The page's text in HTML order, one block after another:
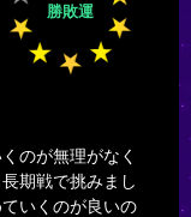
勝敗運
のが無理がなく
期戦で挑みまし
いくのが良いの